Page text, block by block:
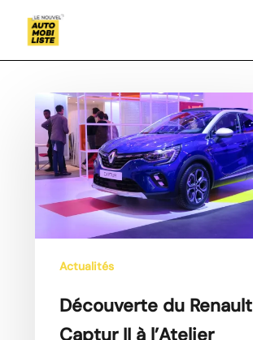
Découverte
du
Renault
Captur
l’Atelier
Renault
Actualités
Découverte du Renault
Captur II à l’Atelier